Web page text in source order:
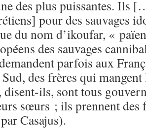
des plus puissantes. Ils
pour des sauvages
du nom d’ikoufar, «
des sauvages
parfois aux
des frères qui
disent-ils, sont tous
sœurs ; ils prennent des
Casajus).